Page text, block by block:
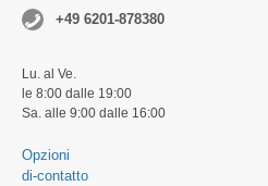
+49 6201-878380
Lu. al Ve.
le 8:00 dalle 19:00
Sa. alle 9:00 dalle 16:00
Opzioni
di-contatto